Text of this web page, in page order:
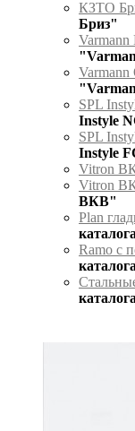
КЗТО
Бриз"
Varmann
Varmann
SPL
Instyle
SPL
Instyle
Vitron
Vitron
ВКВ"
Plan
Ramo с